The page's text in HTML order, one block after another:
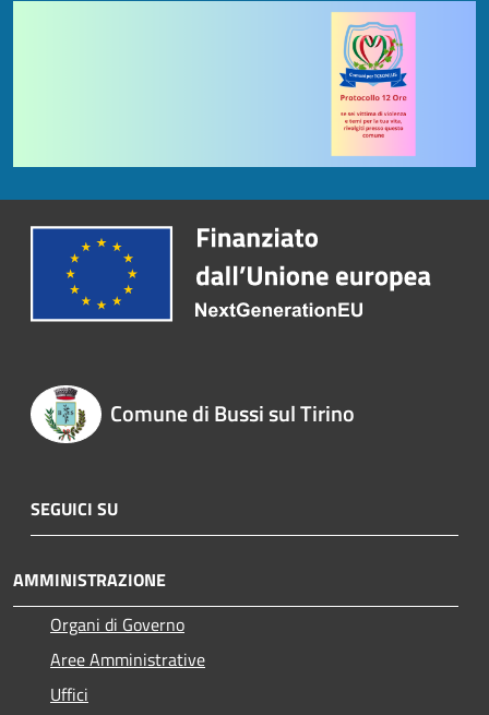
Comune di Bussi sul Tirino
SEGUICI SU
AMMINISTRAZIONE
Organi di Governo
Aree Amministrative
Uffici